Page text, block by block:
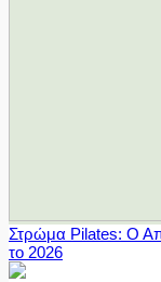
Στρώμα Pilates: Ο
το 2026